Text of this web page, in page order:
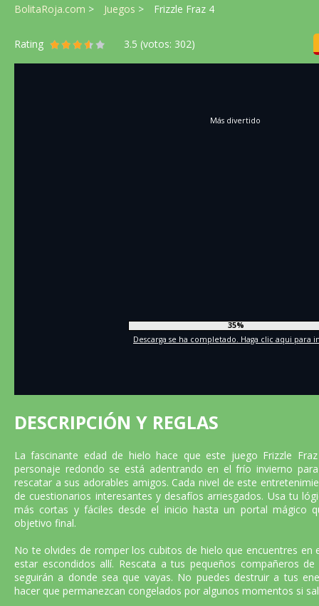
BolitaRoja.com Juegos Frizzle Fraz 4
Rating 3.5 (votos: 302)
Más divertido
37%
Descarga se ha completado. Haga clic aqui para
DESCRIPCIÓN Y REGLAS
La fascinante edad de hielo hace que este juego Frizzle
personaje redondo se está adentrando en el frío invierno
rescatar a sus adorables amigos. Cada nivel de este
de cuestionarios interesantes y desafíos arriesgados. Usa tu
más cortas y fáciles desde el inicio hasta un portal mágico
objetivo final.
No te olvides de romper los cubitos de hielo que encuentres en
estar escondidos allí. Rescata a tus pequeños compañeros
seguirán a donde sea que vayas. No puedes destruir a tus
hacer que permanezcan congelados por algunos momentos si